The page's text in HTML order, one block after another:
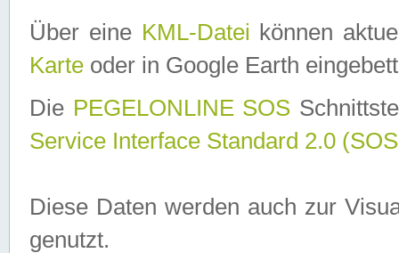
Über eine KML-Datei können
Karte oder in Google Earth
Die PEGELONLINE SOS
Service Interface Standard 2.0
Diese Daten werden auch zur
genutzt.